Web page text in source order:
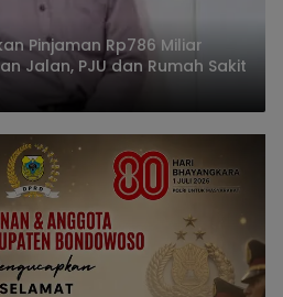
Pinjaman Rp786 Miliar
Jalan, PJU dan Rumah Sakit